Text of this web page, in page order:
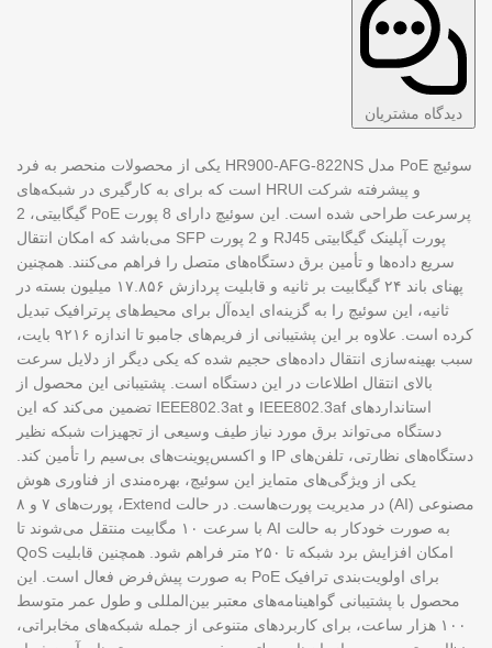
دیدگاه مشتریان
سوئیچ PoE مدل HR900-AFG-822NS یکی از محصولات منحصر به فرد
و پیشرفته شرکت HRUI است که برای به کارگیری در شبکه‌های
پرسرعت طراحی شده است. این سوئیچ دارای 8 پورت PoE گیگابیتی، 2
پورت آپلینک گیگابیتی RJ45 و 2 پورت SFP می‌باشد که امکان انتقال
سریع داده‌ها و تأمین برق دستگاه‌های متصل را فراهم می‌کنند. همچنین
پهنای باند ۲۴ گیگابیت بر ثانیه و قابلیت پردازش ۱۷.۸۵۶ میلیون بسته در
ثانیه، این سوئیچ را به گزینه‌ای ایده‌آل برای محیط‌های پرترافیک تبدیل
کرده است. علاوه بر این پشتیبانی از فریم‌های جامبو تا اندازه ۹۲۱۶ بایت،
سبب بهینه‌سازی انتقال داده‌های حجیم شده که یکی دیگر از دلایل سرعت
بالای انتقال اطلاعات در این دستگاه است. پشتیبانی این محصول از
استانداردهای IEEE802.3af و IEEE802.3at تضمین می‌کند که این
دستگاه می‌تواند برق مورد نیاز طیف وسیعی از تجهیزات شبکه نظیر
دستگاه‌های نظارتی، تلفن‌های IP و اکسس‌پوینت‌های بی‌سیم را تأمین کند.
یکی از ویژگی‌های متمایز این سوئیچ، بهره‌مندی از فناوری هوش
مصنوعی (AI) در مدیریت پورت‌هاست. در حالت Extend، پورت‌های ۷ و ۸
به صورت خودکار به حالت AI با سرعت ۱۰ مگابیت منتقل می‌شوند تا
امکان افزایش برد شبکه تا ۲۵۰ متر فراهم شود. همچنین قابلیت QoS
برای اولویت‌بندی ترافیک PoE به صورت پیش‌فرض فعال است. این
محصول با پشتیبانی گواهینامه‌های معتبر بین‌المللی و طول عمر متوسط
۱۰۰ هزار ساعت، برای کاربردهای متنوعی از جمله شبکه‌های مخابراتی،